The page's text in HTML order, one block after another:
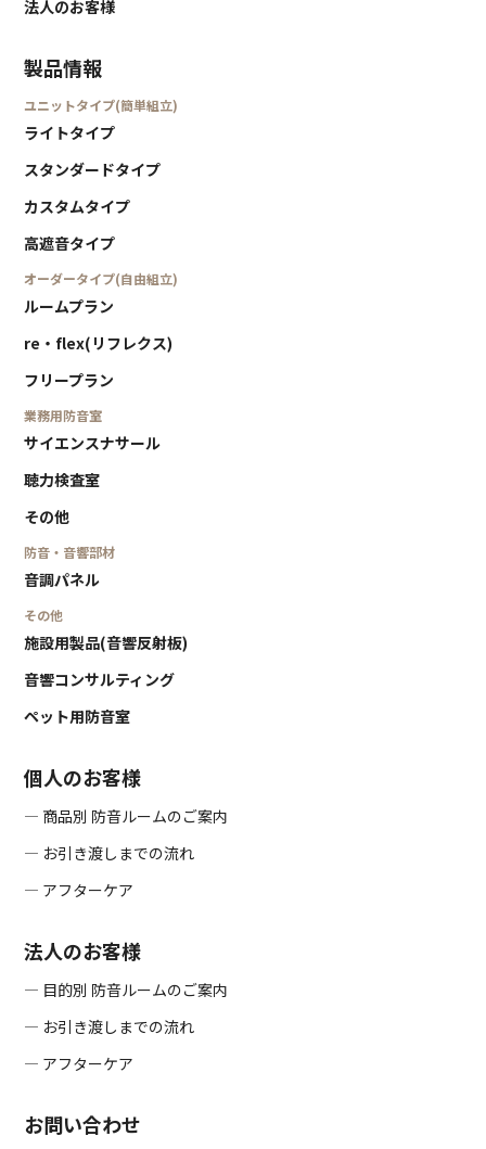
法人のお客様
製品情報
ユニットタイプ(簡単組立)
ライトタイプ
スタンダードタイプ
カスタムタイプ
高遮音タイプ
オーダータイプ(自由組立)
ルームプラン
re・flex(リフレクス)
フリープラン
業務用防音室
サイエンスナサール
聴力検査室
その他
防音・音響部材
音調パネル
その他
施設用製品(音響反射板)
音響コンサルティング
ペット用防音室
個人のお客様
― 商品別 防音ルームのご案内
― お引き渡しまでの流れ
― アフターケア
法人のお客様
― 目的別 防音ルームのご案内
― お引き渡しまでの流れ
― アフターケア
お問い合わせ